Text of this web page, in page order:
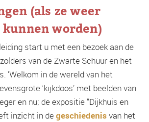
(als ze weer
worden)
start u met een bezoek aan de
van de Zwarte Schuur en het
‘Welkom in de wereld van het
‘kijkdoos’ met beelden van
en nu; de expositie “Dijkhuis en
inzicht in de geschiedenis van het